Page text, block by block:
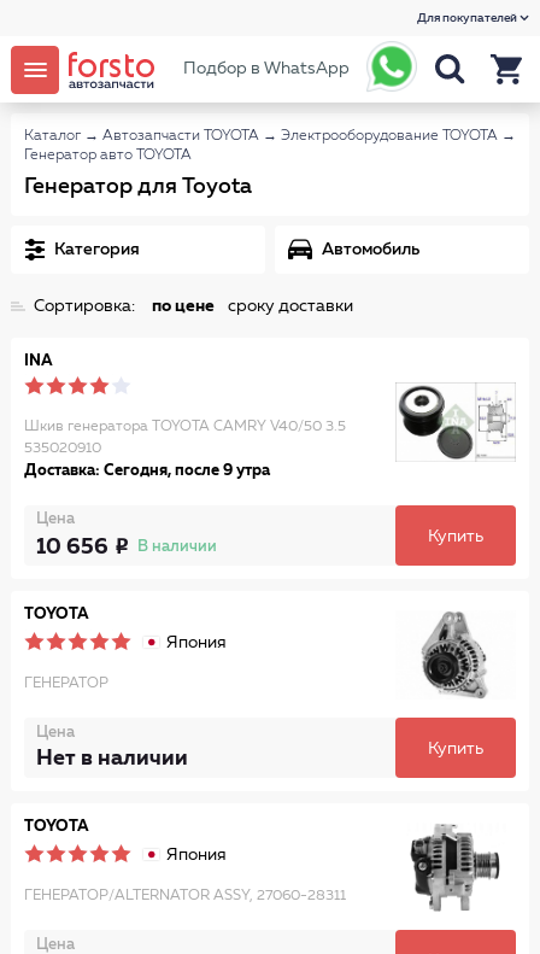
Для покупателей
Подбор в WhatsApp
Каталог → Автозапчасти TOYOTA → Электрооборудование TOYOTA →
Генератор авто TOYOTA
Генератор для Toyota
Категория Автомобиль
Сортировка: по цене сроку доставки
INA
Шкив генератора TOYOTA CAMRY V40/50 3.5
535020910
Доставка: Сегодня, после 9 утра
Цена
10 656 В наличии
Купить
TOYOTA
Япония
ГЕНЕРАТОР
Цена
Нет в наличии Купить
TOYOTA
Япония
ГЕНЕРАТОР/ALTERNATOR ASSY, 27060-28311
Цена